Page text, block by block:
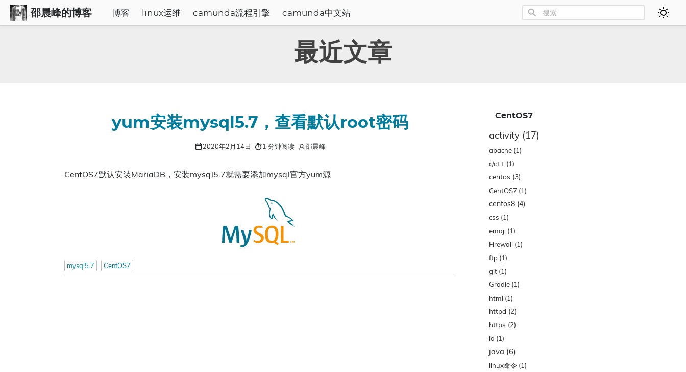
邵晨峰的博客 博客 linux运维 camunda流程引擎 camunda中文站
最近文章
yum安装mysql5.7，查看默认root密码
2020年2月14日 1 分钟阅读 邵晨峰
CentOS7默认安装MariaDB，安装mysql5.7就需要添加mysql官方yum源
mysql5.7 CentOS7
CentOS7
activity (17)
apache (1)
c/c++ (1)
centos (3)
CentOS7 (1)
centos8 (4)
css (1)
emoji (1)
Firewall (1)
ftp (1)
git (1)
Gradle (1)
html (1)
httpd (2)
https (2)
io (1)
java (6)
linux命令 (1)